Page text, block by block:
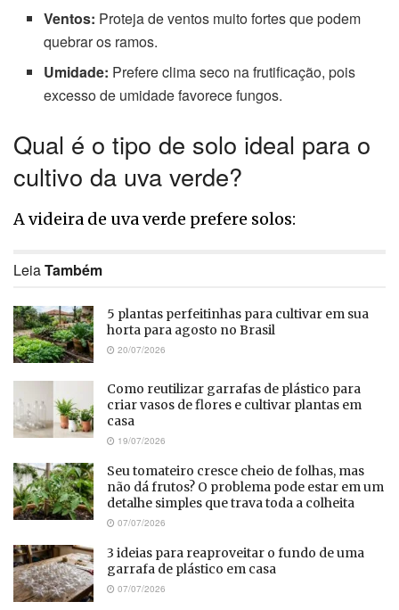
Ventos: Proteja de ventos muito fortes que podem
quebrar os ramos.
Umidade: Prefere clima seco na frutificação, pois
excesso de umidade favorece fungos.
Qual é o tipo de solo ideal para o
cultivo da uva verde?
A videira de uva verde prefere solos:
LeiaTambém
5 plantas perfeitinhas para cultivar em sua
horta para agosto no Brasil
20/07/2026
Como reutilizar garrafas de plástico para
criar vasos de flores e cultivar plantas em
casa
19/07/2026
Seu tomateiro cresce cheio de folhas, mas
não dá frutos? O problema pode estar em um
detalhe simples que trava toda a colheita
07/07/2026
3 ideias para reaproveitar o fundo de uma
garrafa de plástico em casa
07/07/2026